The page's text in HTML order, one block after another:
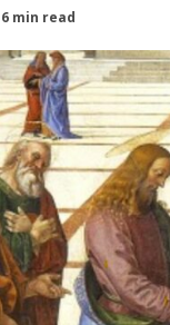
6 min read